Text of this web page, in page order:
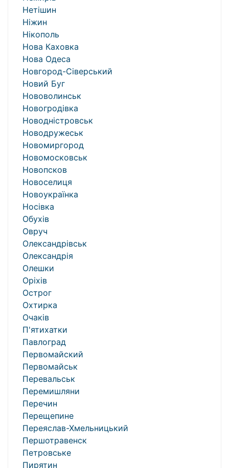
Нетішин
Ніжин
Нікополь
Нова Каховка
Нова Одеса
Новгород-Сіверський
Новий Буг
Нововолинськ
Новогродівка
Новодністровськ
Новодружеськ
Новомиргород
Новомосковськ
Новопсков
Новоселиця
Новоукраїнка
Носівка
Обухів
Овруч
Олександрівськ
Олександрія
Олешки
Оріхів
Острог
Охтирка
Очаків
П'ятихатки
Павлоград
Первомайский
Первомайськ
Перевальськ
Перемишляни
Перечин
Перещепине
Переяслав-Хмельницький
Першотравенск
Петровське
Пирятин